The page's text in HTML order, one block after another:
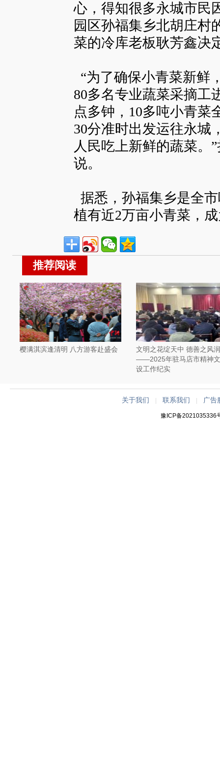
心，得知很多永城市民
园区孙福集乡北胡庄村
菜的冷库老板耿芳鑫决
“为了确保小青菜新鲜
80多名专业蔬菜采摘工
点多钟，10多吨小青菜
30分准时出发运往永城
人民吃上新鲜的蔬菜。
说。
据悉，孙福集乡是全
植有近2万亩小青菜，
推荐阅读
樱满淇滨逢清明 八方游客赴盛会
文明之花绽天中 德善之风
——2025年驻马店市精神
设工作纪实
关于我们 |联系我们 广告
豫ICP备2021035336